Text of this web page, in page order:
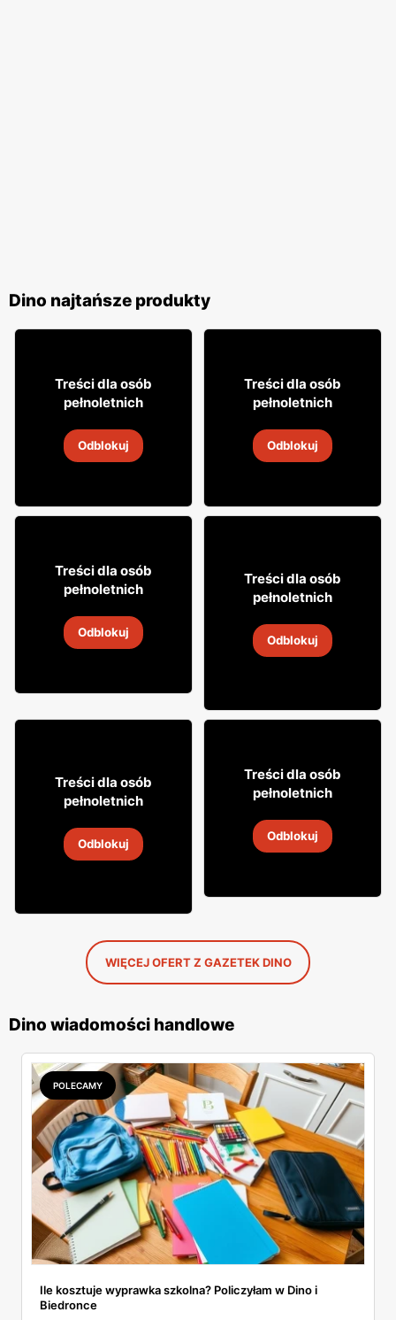
Dino najtańsze produkty
119 99
14 sie 2026
Treści dla osób
pełnoletnich
Odblokuj
113 99
14 sie 2026
Treści dla osób
pełnoletnich
Odblokuj
44 95
14 sie 2026
Treści dla osób
pełnoletnich
Odblokuj
60 00
Whiskey Tullamore Dew
14 sie 2026
Treści dla osób
pełnoletnich
Odblokuj
34 99
Wódka smakowa Żubrówka
14 sie 2026
Treści dla osób
pełnoletnich
Odblokuj
4999
14 sie 2026
Treści dla osób
pełnoletnich
Odblokuj
WIĘCEJ OFERT Z GAZETEK DINO
Dino wiadomości handlowe
POLECAMY
Ile kosztuje wyprawka szkolna? Policzyłam w Dino i
Biedronce